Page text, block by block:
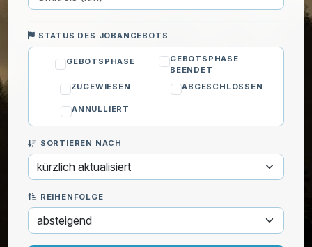
Hauswirtschaftliche Hilfe
Heimwerken
Privatunterricht
Reinigung
Umzug
Wohlbefinden
STATUS DES JOBANGEBOTS
GEBOTSPHASE
GEBOTSPHASE
BEENDET
ZUGEWIESEN
ABGESCHLOSSEN
ANNULLIERT
SORTIEREN NACH
REIHENFOLGE